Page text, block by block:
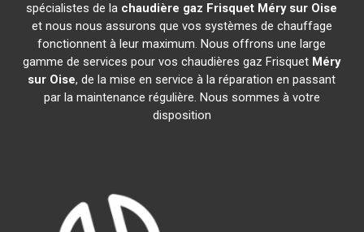
spécialistes de la chaudière gaz Frisquet Méry sur Oise
et nous nous assurons que vos systèmes de chauffage
fonctionnent à leur maximum. Nous offrons une large
gamme de services pour vos chaudières gaz Frisquet Méry
sur Oise, de la mise en service à la réparation en passant
par la maintenance régulière. Nous sommes à votre
disposition